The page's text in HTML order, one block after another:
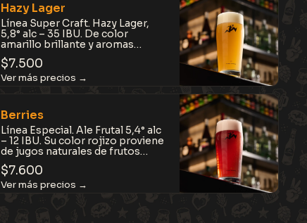
Hazy Lager
Línea Super Craft. Hazy Lager,
5,8° alc – 35 IBU. De color
amarillo brillante y aromas
tropicales, con notas a piña,
mango, maracuyá, coco y
durazno. Sedosa, cremosa,
refrescante y fácil de tomar.
$7.500
Berries
Línea Especial. Ale Frutal 5,4° alc
– 12 IBU. Su color rojizo proviene
de jugos naturales de frutos
rojos que aportan aroma y una
acidez fresca y sutil, que equilibra
su dulzor. Refrescante, liviana y de
textura suave.
$7.600